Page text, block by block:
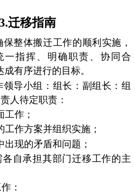
迁移指南
整体搬迁工作的顺利实施，
指挥、明确职责、协同合
有序进行的目标。
领导小组：组长：副组长：组
人待定职责：
工作；
工作方案并组织实施；
出现的矛盾和问题；
自承担其部门迁移工作的主
：